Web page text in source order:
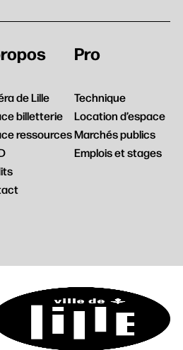
de Lille
billetterie
ressources
Pro
Technique
Location d’espace
Marchés publics
Emplois et stages